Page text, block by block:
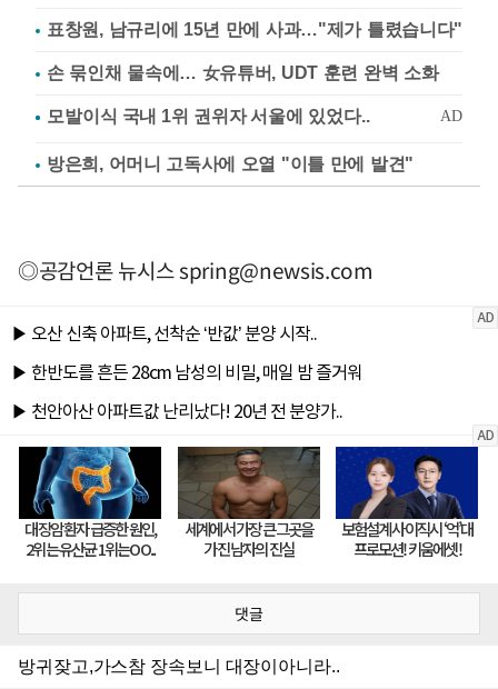
표창원, 남규리에 15년 만에 사과…"제가 틀렸습니다"
손 묶인채 물속에… 女유튜버, UDT 훈련 완벽 소화
방은희, 어머니 고독사에 오열 "이틀 만에 발견"
◎공감언론 뉴시스spring@newsis.com
댓글